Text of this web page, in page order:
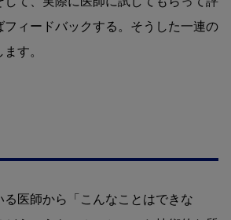
ィードバックする。そうした一連の
す。
医師から「こんなことはできな